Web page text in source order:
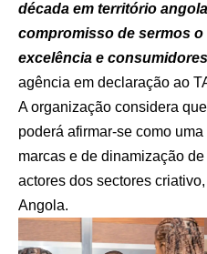
década em território
compromisso de sermos o
excelência e
agência em declaração ao
A organização considera
poderá afirmar-se como
marcas e de dinamização
actores dos sectores
Angola.